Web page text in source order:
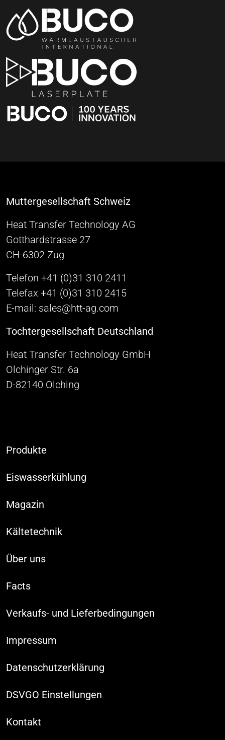
Muttergesellschaft Schweiz
Heat Transfer Technology AG
Gotthardstrasse 27
CH-6302 Zug
Telefon +41 (0)31 310 2411
Telefax +41 (0)31 310 2415
E-mail: sales@htt-ag.com
Tochtergesellschaft Deutschland
Heat Transfer Technology GmbH
Olchinger Str. 6a
D-82140 Olching
Produkte
Eiswasserkühlung
Magazin
Kältetechnik
Über uns
Facts
Verkaufs- und Lieferbedingungen
Impressum
Datenschutzerklärung
DSVGO Einstellungen
Kontakt